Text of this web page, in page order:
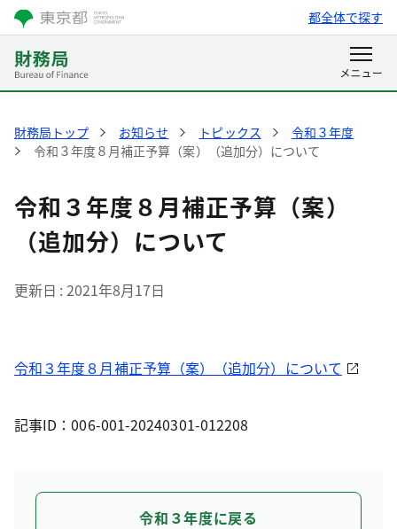
都全体で探す
財務局トップ お知らせ トピックス
令和３年度
令和３年度８月補正予算（案）（追加分）について
令和３年度８月補正予算（案）
（追加分）について
更新日 2021年8月17日
令和３年度８月補正予算（案）（追加分）について
記事ID：006-001-20240301-012208
令和３年度に戻る